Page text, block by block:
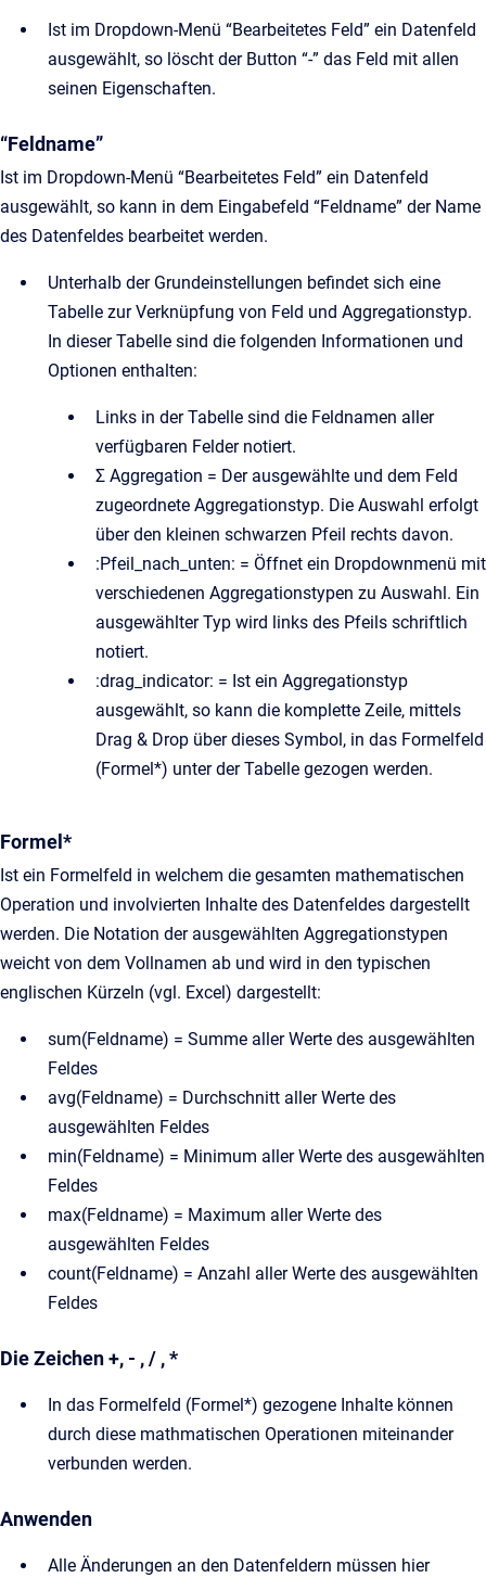
Ist im Dropdown-Menü “Bearbeitetes Feld” ein Datenfeld
ausgewählt, so löscht der Button “-” das Feld mit allen
seinen Eigenschaften.
“Feldname”
Ist im Dropdown-Menü “Bearbeitetes Feld” ein Datenfeld
ausgewählt, so kann in dem Eingabefeld “Feldname” der Name
des Datenfeldes bearbeitet werden.
Unterhalb der Grundeinstellungen befindet sich eine
Tabelle zur Verknüpfung von Feld und Aggregationstyp.
In dieser Tabelle sind die folgenden Informationen und
Optionen enthalten:
Links in der Tabelle sind die Feldnamen aller
verfügbaren Felder notiert.
Σ Aggregation = Der ausgewählte und dem Feld
zugeordnete Aggregationstyp. Die Auswahl erfolgt
über den kleinen schwarzen Pfeil rechts davon.
:Pfeil_nach_unten: = Öffnet ein Dropdownmenü mit
verschiedenen Aggregationstypen zu Auswahl. Ein
ausgewählter Typ wird links des Pfeils schriftlich
notiert.
:drag_indicator: = Ist ein Aggregationstyp
ausgewählt, so kann die komplette Zeile, mittels
Drag & Drop über dieses Symbol, in das Formelfeld
(Formel*) unter der Tabelle gezogen werden.
Formel*
Ist ein Formelfeld in welchem die gesamten mathematischen
Operation und involvierten Inhalte des Datenfeldes dargestellt
werden. Die Notation der ausgewählten Aggregationstypen
weicht von dem Vollnamen ab und wird in den typischen
englischen Kürzeln (vgl. Excel) dargestellt:
sum(Feldname) = Summe aller Werte des ausgewählten
Feldes
avg(Feldname) = Durchschnitt aller Werte des
ausgewählten Feldes
min(Feldname) = Minimum aller Werte des ausgewählten
Feldes
max(Feldname) = Maximum aller Werte des
ausgewählten Feldes
count(Feldname) = Anzahl aller Werte des ausgewählten
Feldes
Die Zeichen +, - , / , *
In das Formelfeld (Formel*) gezogene Inhalte können
durch diese mathmatischen Operationen miteinander
verbunden werden.
Anwenden
Alle Änderungen an den Datenfeldern müssen hier